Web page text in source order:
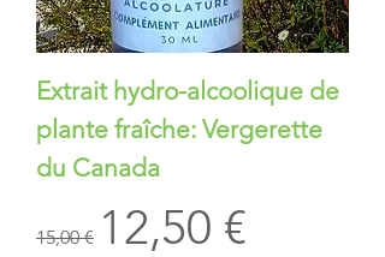
Extrait hydro-alcoolique de
plante fraîche: Vergerette
du Canada
Prix original
15,00 € Prix
12,50 €